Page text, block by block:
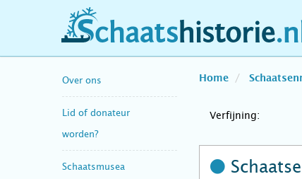
schaatshistorie.nl
Over ons
Lid of donateur
worden?
Schaatsmusea
Home
Verfijning: